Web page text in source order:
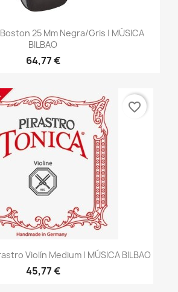
25 Mm Negra/gris | MÚSICA
BILBAO
64,77 €
Violín Medium | MÚSICA BILBAO
45,77 €
favorite_border